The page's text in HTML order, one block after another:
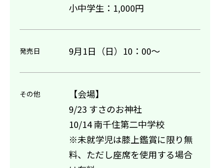
小中学生：1,000円
発売日 9月1日（日）10：00～
その他
【会場】
9/23 すさのお神社
10/14 南千住第二中学校
※未就学児は膝上鑑賞に限り無
料、ただし座席を使用する場合